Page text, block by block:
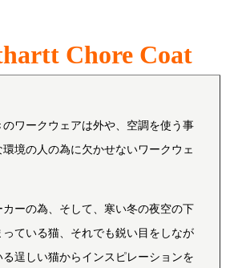
Chore Coat
ワークウェアは外や、空調を使う事
境の人の為に欠かせないワークウェ
ーの為、そして、寒い冬の夜空の下
ている猫、それでも鋭い目をしなが
る逞しい猫からインスピレーションを